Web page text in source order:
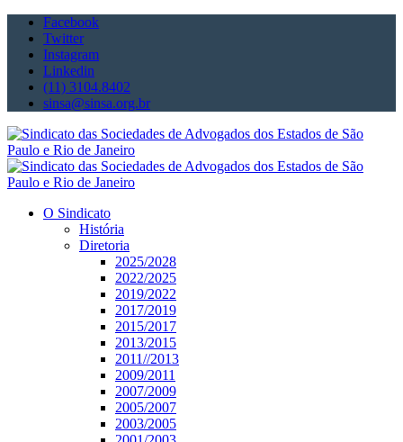
Facebook
Twitter
Instagram
Linkedin
(11) 3104.8402
sinsa@sinsa.org.br
O Sindicato
História
Diretoria
2025/2028
2022/2025
2019/2022
2017/2019
2015/2017
2013/2015
2011//2013
2009/2011
2007/2009
2005/2007
2003/2005